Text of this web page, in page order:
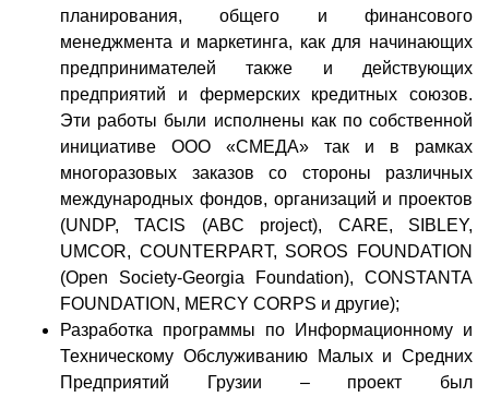
планирования, общего и финансового
менеджмента и маркетинга, как для начинающих
предпринимателей также и действующих
предприятий и фермерских кредитных союзов.
Эти работы были исполнены как по собственной
инициативе ООО «СМЕДА» так и в рамках
многоразовых заказов со стороны различных
международных фондов, организаций и проектов
(UNDP, TACIS (ABC project), CARE, SIBLEY,
UMCOR, COUNTERPART, SOROS FOUNDATION
(Open Society-Georgia Foundation), CONSTANTA
FOUNDATION, MERCY CORPS и другие);
Разработка программы по Информационному и
Техническому Обслуживанию Малых и Средних
Предприятий Грузии – проект был